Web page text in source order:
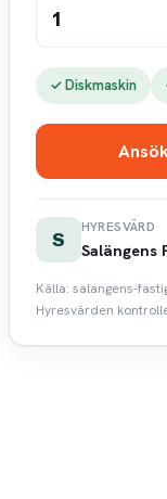
1
✓ Diskmaskin
S
HYRESVÄRD
Salängens
Källa: salangens-
Hyresvärden